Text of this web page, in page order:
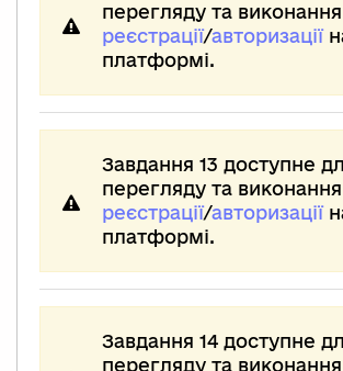
перегляду та виконання
реєстрації/авторизації
платформі.
Завдання 13 доступне
перегляду та виконання
реєстрації/авторизації
платформі.
Завдання 14 доступне
перегляду та виконання